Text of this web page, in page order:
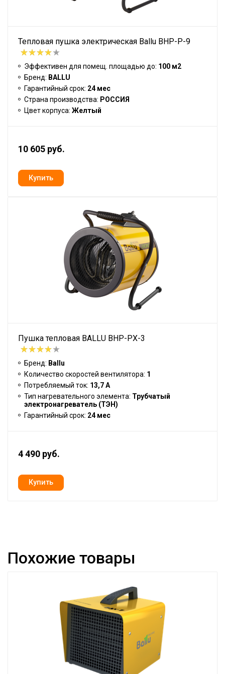
Тепловая пушка электрическая Ballu BHP-P-9
Эффективен для помещ. площадью до: 100 м2
Бренд: BALLU
Гарантийный срок: 24 мес
Страна производства: РОССИЯ
Цвет корпуса: Желтый
10 605 руб.
Пушка тепловая BALLU BHP-PX-3
Бренд: Ballu
Количество скоростей вентилятора: 1
Потребляемый ток: 13,7 А
Тип нагревательного элемента: Трубчатый
электронагреватель (ТЭН)
Гарантийный срок: 24 мес
4 490 руб.
Похожие товары